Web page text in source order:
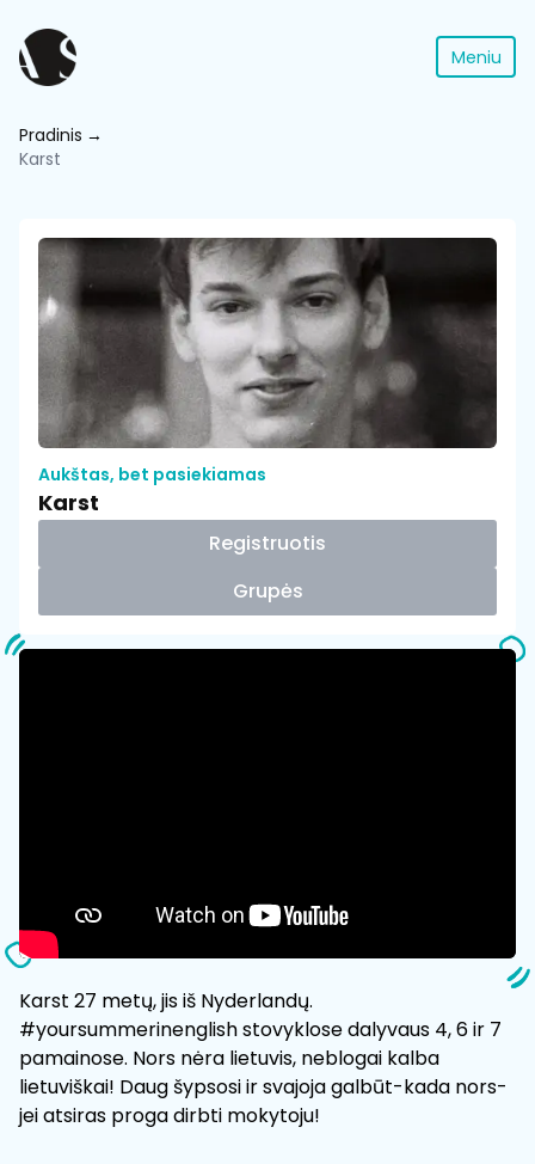
Meniu
Pradinis
Karst
Aukštas, bet pasiekiamas
Karst
Registruotis
Grupės
Karst 27 metų, jis iš Nyderlandų.
#yoursummerinenglish stovyklose dalyvaus 4, 6 ir 7
pamainose. Nors nėra lietuvis, neblogai kalba
lietuviškai! Daug šypsosi ir svajoja galbūt-kada nors-
jei atsiras proga dirbti mokytoju!